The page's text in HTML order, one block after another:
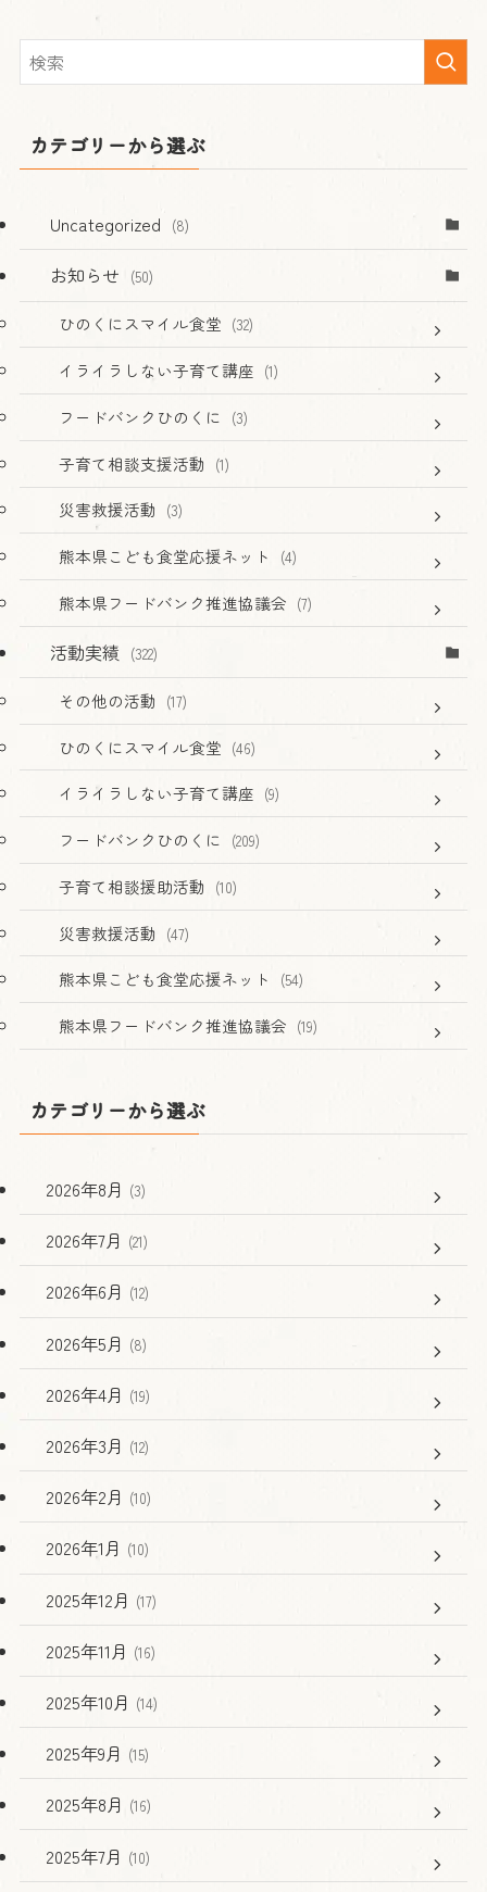
カテゴリーから選ぶ
Uncategorized (8)
お知らせ (50)
ひのくにスマイル食堂 (32)
イライラしない子育て講座 (1)
フードバンクひのくに (3)
子育て相談支援活動 (1)
災害救援活動 (3)
熊本県こども食堂応援ネット (4)
熊本県フードバンク推進協議会 (7)
活動実績 (322)
その他の活動 (17)
ひのくにスマイル食堂 (46)
イライラしない子育て講座 (9)
フードバンクひのくに (209)
子育て相談援助活動 (10)
災害救援活動 (47)
熊本県こども食堂応援ネット (54)
熊本県フードバンク推進協議会 (19)
カテゴリーから選ぶ
2026年8月 (3)
2026年7月 (21)
2026年6月 (12)
2026年5月 (8)
2026年4月 (19)
2026年3月 (12)
2026年2月 (10)
2026年1月 (10)
2025年12月 (17)
2025年11月 (16)
2025年10月 (14)
2025年9月 (15)
2025年8月 (16)
2025年7月 (10)